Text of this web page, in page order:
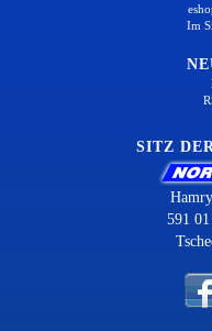
Im
SITZ
591